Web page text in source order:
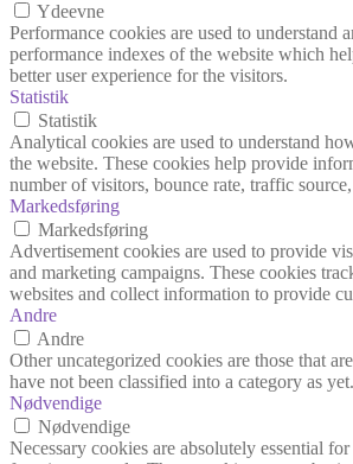
Ydeevne
Performance cookies are used to understand
performance indexes of the website which
better user experience for the visitors.
Statistik
Statistik
Analytical cookies are used to understand
the website. These cookies help provide
number of visitors, bounce rate, traffic
Markedsføring
Markedsføring
Advertisement cookies are used to provide
and marketing campaigns. These cookies
websites and collect information to provide
Andre
Andre
Other uncategorized cookies are those that
have not been classified into a category as yet.
Nødvendige
Nødvendige
Necessary cookies are absolutely essential